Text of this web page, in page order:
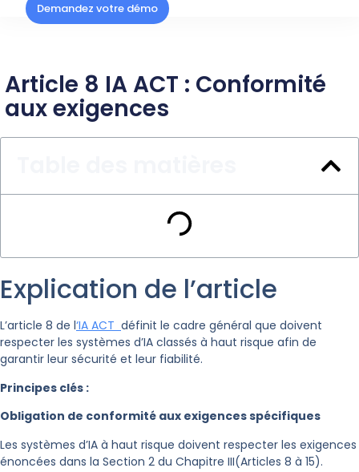
Demandez votre démo
Article 8 IA ACT : Conformité
aux exigences
Explication de l’article
L’article 8 de l‘IA ACT définit le cadre général que doivent
respecter les systèmes d’IA classés à haut risque afin de
garantir leur sécurité et leur fiabilité.
Principes clés :
Obligation de conformité aux exigences spécifiques
Les systèmes d’IA à haut risque doivent respecter les exigences
énoncées dans la Section 2 du Chapitre III(Articles 8 à 15).